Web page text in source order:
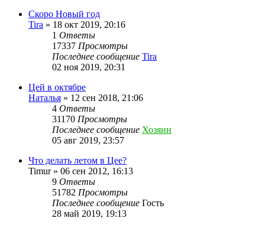
Скоро Новый год
Tira » 18 окт 2019, 20:16
1 Ответы
17337 Просмотры
Последнее сообщение Tira
02 ноя 2019, 20:31
Цей в октябре
Наталья » 12 сен 2018, 21:06
4 Ответы
31170 Просмотры
Последнее сообщение Хозяин
05 авг 2019, 23:57
Что делать летом в Цее?
Timur» 06 сен 2012, 16:13
9 Ответы
51782 Просмотры
Последнее сообщение Гость
28 май 2019, 19:13